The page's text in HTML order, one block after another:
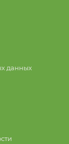
данных